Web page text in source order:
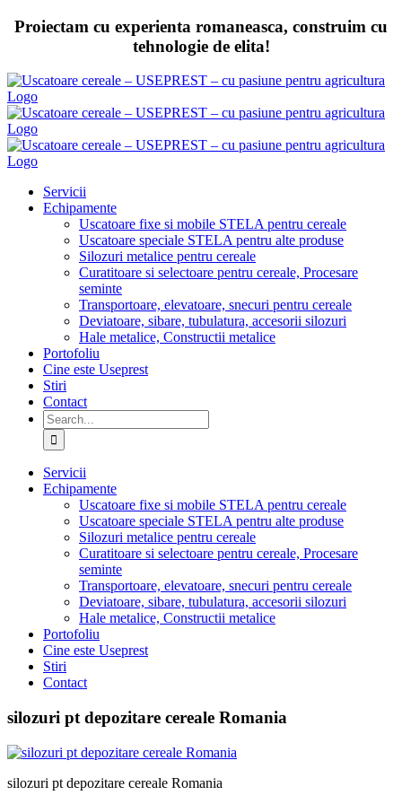
Skip
Proiectam cu experienta romaneasca, construim cu
tehnologie de elita!
Servicii
Echipamente
Uscatoare fixe si mobile STELA pentru cereale
Uscatoare speciale STELA pentru alte produse
Silozuri metalice pentru cereale
Curatitoare si selectoare pentru cereale, Procesare
seminte
Transportoare, elevatoare, snecuri pentru cereale
Deviatoare, sibare, tubulatura, accesorii silozuri
Hale metalice, Constructii metalice
Portofoliu
Cine este Useprest
Stiri
Contact
Search
for:
Servicii
Echipamente
Uscatoare fixe si mobile STELA pentru cereale
Uscatoare speciale STELA pentru alte produse
Silozuri metalice pentru cereale
Curatitoare si selectoare pentru cereale, Procesare
seminte
Transportoare, elevatoare, snecuri pentru cereale
Deviatoare, sibare, tubulatura, accesorii silozuri
Hale metalice, Constructii metalice
Portofoliu
Cine este Useprest
Stiri
Contact
silozuri pt depozitare cereale Romania
silozuri pt depozitare cereale Romania